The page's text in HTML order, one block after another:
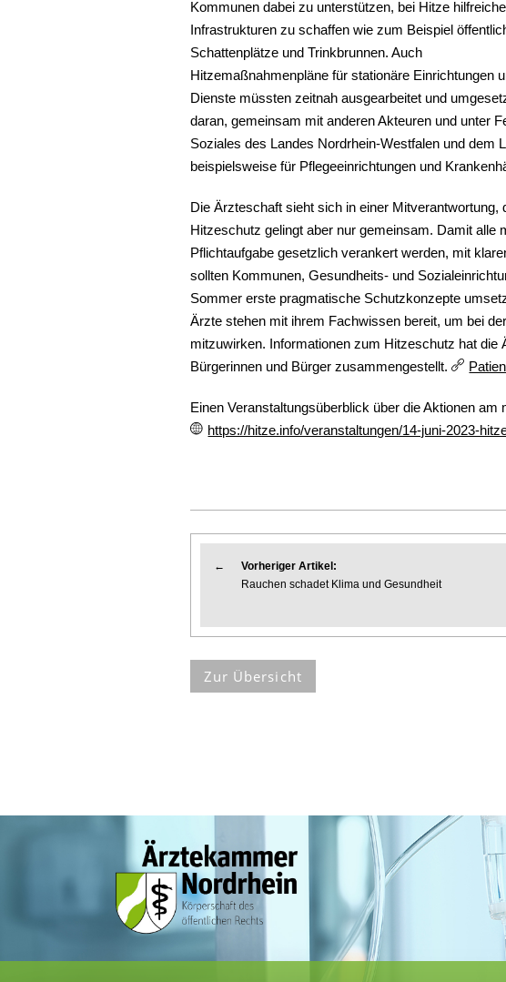
Kommunen dabei zu unterstützen, bei Hitze hilfreiche
Infrastrukturen zu schaffen wie zum Beispiel
Schattenplätze und Trinkbrunnen. Auch
Hitzemaßnahmenpläne für stationäre Einrichtungen
Dienste müssten zeitnah ausgearbeitet und
daran, gemeinsam mit anderen Akteuren und unter
Soziales des Landes Nordrhein-Westfalen und dem
beispielsweise für Pflegeeinrichtungen und
Die Ärzteschaft sieht sich in einer
Hitzeschutz gelingt aber nur gemeinsam. Damit
Pflichtaufgabe gesetzlich verankert werden, mit
sollten Kommunen, Gesundheits- und
Sommer erste pragmatische Schutzkonzepte
Ärzte stehen mit ihrem Fachwissen bereit, um bei
mitzuwirken. Informationen zum Hitzeschutz hat
Bürgerinnen und Bürger zusammengestellt.
Einen Veranstaltungsüberblick über die Aktionen am
https://hitze.info/veranstaltungen/14-juni-2023-
←
Vorheriger Artikel:
Rauchen schadet Klima und Gesundheit
Zur Übersicht